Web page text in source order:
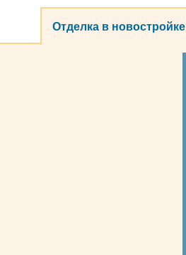
Отделка в новостройке